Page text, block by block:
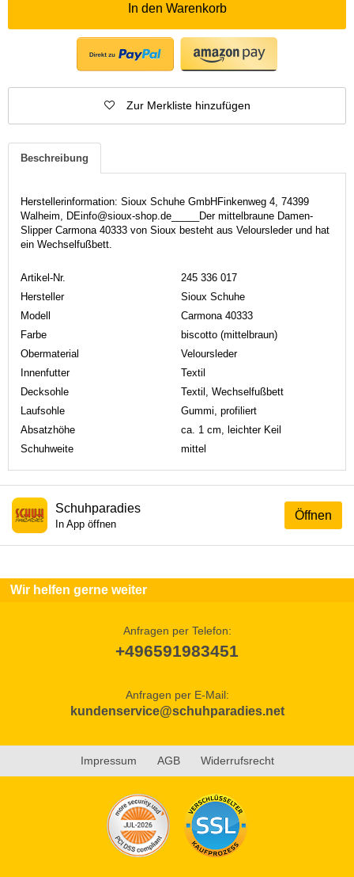
In den Warenkorb
Zur Merkliste hinzufügen
Beschreibung
Herstellerinformation: Sioux Schuhe GmbHFinkenweg 4, 74399
Walheim, DEinfo@sioux-shop.de_____Der mittelbraune Damen-
Slipper Carmona 40333 von Sioux besteht aus Veloursleder und hat
ein Wechselfußbett.
Artikel-Nr.
245 336 017
Hersteller
Sioux Schuhe
Modell
Carmona 40333
Farbe
biscotto (mittelbraun)
Obermaterial
Veloursleder
Innenfutter
Textil
Decksohle
Textil, Wechselfußbett
Laufsohle
Gummi, profiliert
Absatzhöhe
ca. 1 cm, leichter Keil
Schuhweite
mittel
Öffnen
Schuhparadies
In App öffnen
Wir helfen gerne weiter
Anfragen per Telefon:
+496591983451
Anfragen per E-Mail:
kundenservice@schuhparadies.net
Impressum AGB Widerrufsrecht